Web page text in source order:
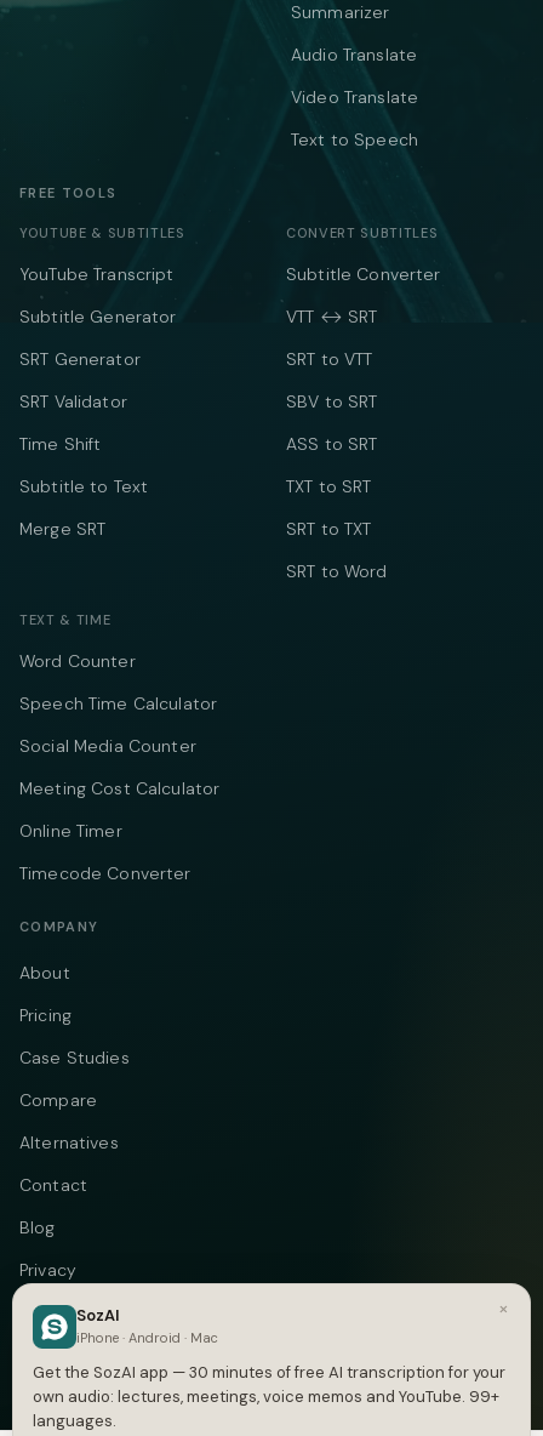
Summarizer
Audio Translate
Video Translate
Text to Speech
FREE TOOLS
YOUTUBE & SUBTITLES
YouTube Transcript
Subtitle Generator
SRT Generator
SRT Validator
Time Shift
Subtitle to Text
Merge SRT
CONVERT SUBTITLES
Subtitle Converter
VTT ↔ SRT
SRT to VTT
SBV to SRT
ASS to SRT
TXT to SRT
SRT to TXT
SRT to Word
TEXT & TIME
Word Counter
Speech Time Calculator
Social Media Counter
Meeting Cost Calculator
Online Timer
Timecode Converter
COMPANY
About
Pricing
Case Studies
Compare
Alternatives
Contact
Blog
Privacy
Terms
DMCA
×
SozAI
iPhone · Android · Mac
Get the SozAI app — 30 minutes of free AI transcription for your
own audio: lectures, meetings, voice memos and YouTube. 99+
languages.